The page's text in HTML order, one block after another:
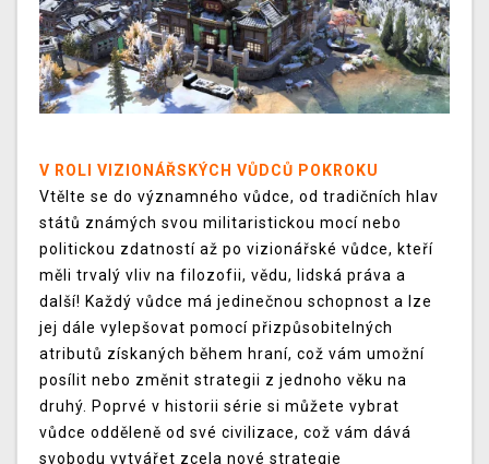
V ROLI VIZIONÁŘSKÝCH VŮDCŮ POKROKU
Vtělte se do významného vůdce, od tradičních hlav
států známých svou militaristickou mocí nebo
politickou zdatností až po vizionářské vůdce, kteří
měli trvalý vliv na filozofii, vědu, lidská práva a
další! Každý vůdce má jedinečnou schopnost a lze
jej dále vylepšovat pomocí přizpůsobitelných
atributů získaných během hraní, což vám umožní
posílit nebo změnit strategii z jednoho věku na
druhý. Poprvé v historii série si můžete vybrat
vůdce odděleně od své civilizace, což vám dává
svobodu vytvářet zcela nové strategie